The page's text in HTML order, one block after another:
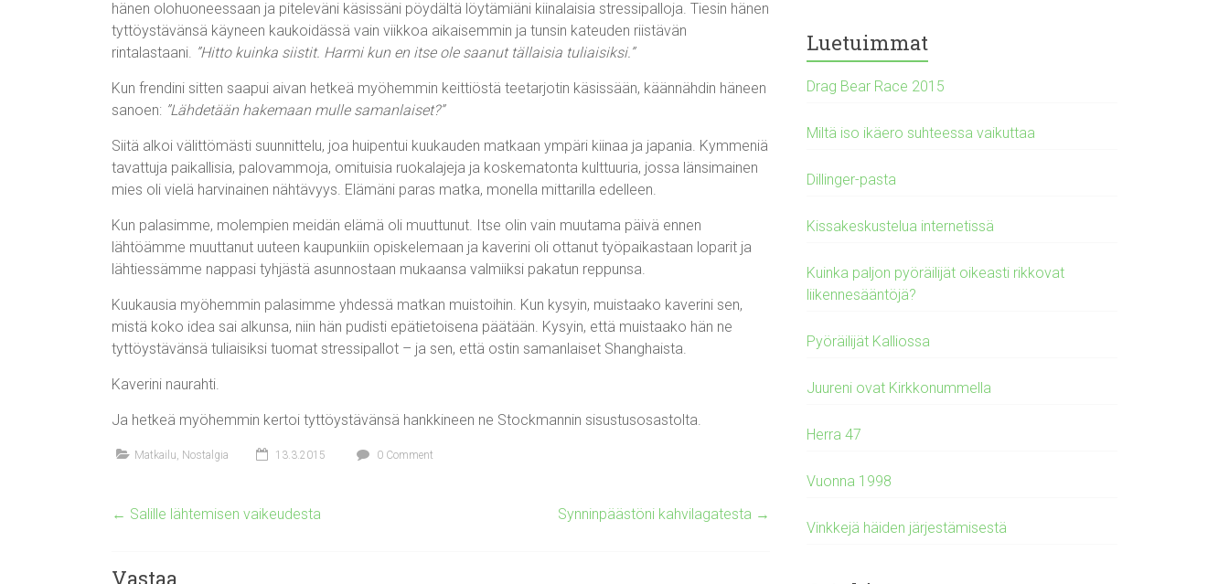
hänen olohuoneessaan ja piteleväni käsissäni pöydältä löytämiäni kiinalaisia stressipalloja. Tiesin hänen
tyttöystävänsä käyneen kaukoidässä vain viikkoa aikaisemmin ja tunsin kateuden riistävän
rintalastaani. ”Hitto kuinka siistit. Harmi kun en itse ole saanut tällaisia tuliaisiksi.”
Kun frendini sitten saapui aivan hetkeä myöhemmin keittiöstä teetarjotin käsissään, käännähdin häneen
sanoen: ”Lähdetään hakemaan mulle samanlaiset?”
Siitä alkoi välittömästi suunnittelu, joa huipentui kuukauden matkaan ympäri kiinaa ja japania. Kymmeniä
tavattuja paikallisia, palovammoja, omituisia ruokalajeja ja koskematonta kulttuuria, jossa länsimainen
mies oli vielä harvinainen nähtävyys. Elämäni paras matka, monella mittarilla edelleen.
Kun palasimme, molempien meidän elämä oli muuttunut. Itse olin vain muutama päivä ennen
lähtöämme muuttanut uuteen kaupunkiin opiskelemaan ja kaverini oli ottanut työpaikastaan loparit ja
lähtiessämme nappasi tyhjästä asunnostaan mukaansa valmiiksi pakatun reppunsa.
Kuukausia myöhemmin palasimme yhdessä matkan muistoihin. Kun kysyin, muistaako kaverini sen,
mistä koko idea sai alkunsa, niin hän pudisti epätietoisena päätään. Kysyin, että muistaako hän ne
tyttöystävänsä tuliaisiksi tuomat stressipallot – ja sen, että ostin samanlaiset Shanghaista.
Kaverini naurahti.
Ja hetkeä myöhemmin kertoi tyttöystävänsä hankkineen ne Stockmannin sisustusosastolta.
Matkailu, Nostalgia 13.3.2015 0 Comment
← Salille lähtemisen vaikeudesta Synninpäästöni kahvilagatesta →
Vastaa
Luetuimmat
Drag Bear Race 2015
Miltä iso ikäero suhteessa vaikuttaa
Dillinger-pasta
Kissakeskustelua internetissä
Kuinka paljon pyöräilijät oikeasti rikkovat
liikennesääntöjä?
Pyöräilijät Kalliossa
Juureni ovat Kirkkonummella
Herra 47
Vuonna 1998
Vinkkejä häiden järjestämisestä